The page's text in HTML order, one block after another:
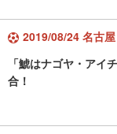
2019/08/24 名古
「鯱はナゴヤ・アイ
合！